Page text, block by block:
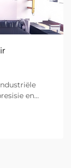
en
regte